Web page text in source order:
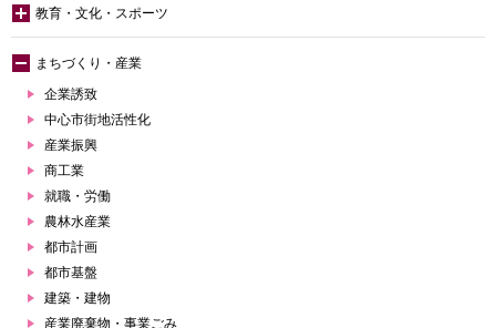
教育・文化・スポーツ
まちづくり・産業
企業誘致
中心市街地活性化
産業振興
商工業
就職・労働
農林水産業
都市計画
都市基盤
建築・建物
産業廃棄物・事業ごみ